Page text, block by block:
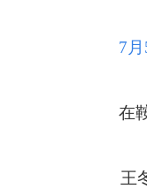
7月5
在鞍
王冬